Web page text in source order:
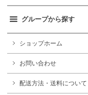
グループから探す
ショップホーム
お問い合わせ
配送方法・送料について